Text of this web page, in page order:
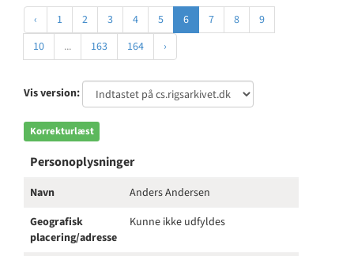
‹ 1 2 3 4 5 6 7 8
9
10
... 163 164 ›
Vis version:
Korrekturlæst
Personoplysninger
Navn
Anders Andersen
Geografisk
placering/adresse
Kunne ikke udfyldes